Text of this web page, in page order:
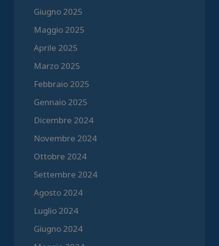
Giugno 2025
Maggio 2025
Aprile 2025
Marzo 2025
Febbraio 2025
Gennaio 2025
Dicembre 2024
Novembre 2024
Ottobre 2024
Settembre 2024
Agosto 2024
Luglio 2024
Giugno 2024